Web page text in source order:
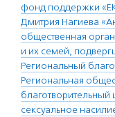
фонд поддержки
Дмитрия Нагиева
общественная
и их семей,
Региональный
Региональная
сексуальное